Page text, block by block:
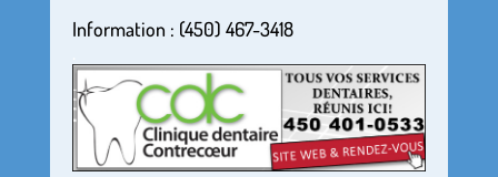
Information : (450) 467-3418